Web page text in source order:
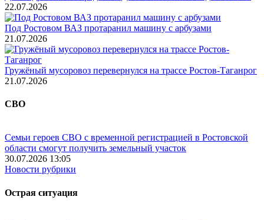
22.07.2026
Под Ростовом ВАЗ протаранил машину с арбузами
21.07.2026
Гружёный мусоровоз перевернулся на трассе Ростов-Таганрог
21.07.2026
СВО
Семьи героев СВО с временной регистрацией в Ростовской
области смогут получить земельный участок
30.07.2026 13:05
Новости рубрики
Острая ситуация